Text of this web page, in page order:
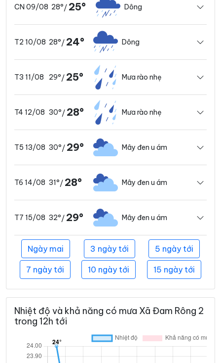
CN 09/08 28°/ 25° Dông
T2 10/08 28°/ 24° Dông
T3 11/08 29°/ 25° Mưa rào nhẹ
T4 12/08 30°/ 28° Mưa rào nhẹ
T5 13/08 30°/ 29° Mây đen u ám
T6 14/08 31°/ 28° Mây đen u ám
T7 15/08 32°/ 29° Mây đen u ám
Ngày mai 3 ngày tới 5 ngày tới
7 ngày tới 10 ngày tới 15 ngày tới
Nhiệt độ và khả năng có mưa Xã Đam Rông 2
trong 12h tới